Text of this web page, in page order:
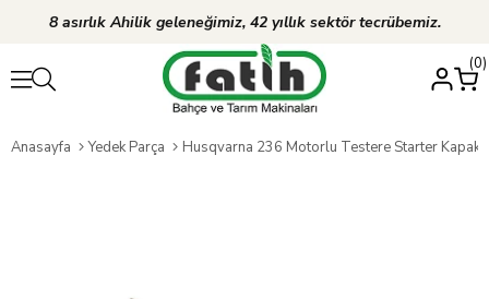
8 asırlık Ahilik geleneğimiz, 42 yıllık sektör tecrübemiz.
0
Anasayfa Yedek Parça Husqvarna 236 Motorlu Testere Starter Kapak